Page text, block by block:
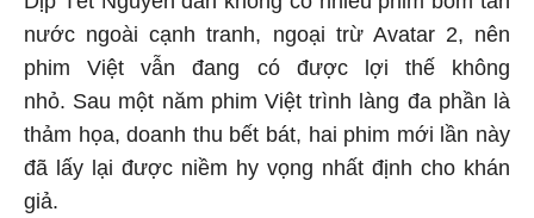
nước ngoài cạnh tranh, ngoại trừ Avatar 2, nên
phim Việt vẫn đang có được lợi thế không
nhỏ. Sau một năm phim Việt trình làng đa phần là
thảm họa, doanh thu bết bát, hai phim mới lần này
đã lấy lại được niềm hy vọng nhất định cho khán
giả.